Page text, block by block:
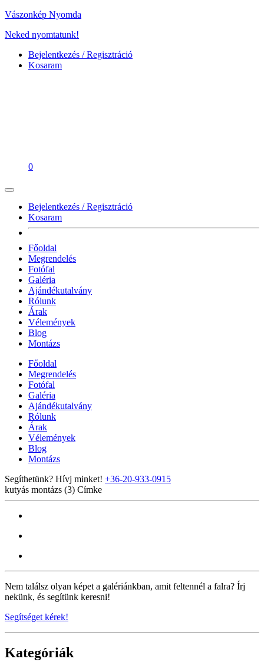
Vászonkép Nyomda
Neked nyomtatunk!
Bejelentkezés / Regisztráció
Kosaram
0
Bejelentkezés / Regisztráció
Kosaram
Főoldal
Megrendelés
Fotófal
Galéria
Ajándékutalvány
Rólunk
Árak
Vélemények
Blog
Montázs
Főoldal
Megrendelés
Fotófal
Galéria
Ajándékutalvány
Rólunk
Árak
Vélemények
Blog
Montázs
Segíthetünk? Hívj minket! +36-20-933-0915
kutyás montázs (3) Címke
Nem találsz olyan képet a galériánkban, amit feltennél a falra? Írj
nekünk, és segítünk keresni!
Segítséget kérek!
Kategóriák